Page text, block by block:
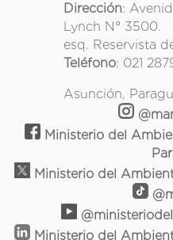
Dirección:
Lynch N° 3500.
esq. Reservista
Teléfono: 021
Asunción,
Ministerio del
Ministerio del
Ministerio del